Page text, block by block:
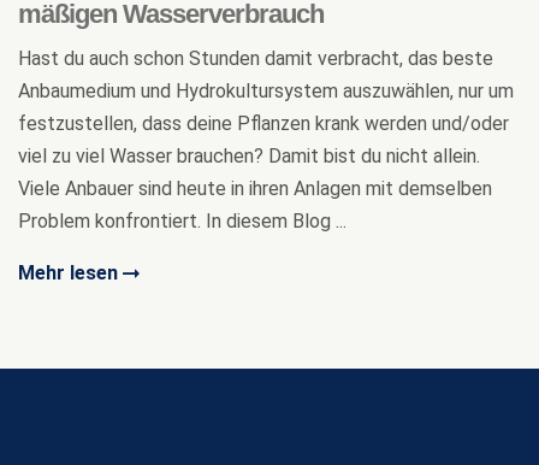
mäßigen Wasser­­verbrauch
Hast du auch schon Stunden damit verbracht, das beste
Anbaumedium und Hydrokultursystem auszuwählen, nur um
festzustellen, dass deine Pflanzen krank werden und/oder
viel zu viel Wasser brauchen? Damit bist du nicht allein.
Viele Anbauer sind heute in ihren Anlagen mit demselben
Problem konfrontiert. In diesem Blog ...
Mehr lesen